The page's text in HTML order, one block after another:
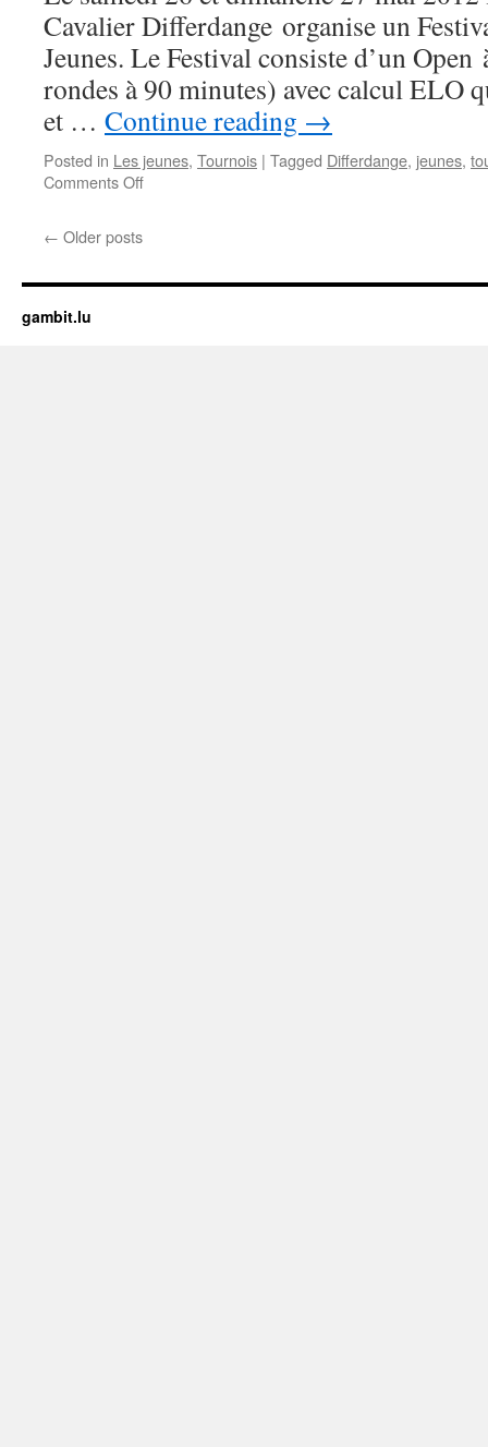
Cavalier Differdange organise un
Jeunes. Le Festival consiste d’un
rondes à 90 minutes) avec calcul ELO
et … Continue reading →
Posted in Les jeunes, Tournois | Tagged Differdange, jeunes,
Comments Offon
les
← Older posts
gambit.lu